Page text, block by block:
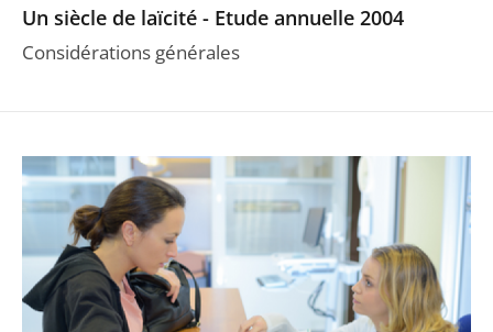
Un siècle de laïcité - Etude annuelle 2004
Considérations générales